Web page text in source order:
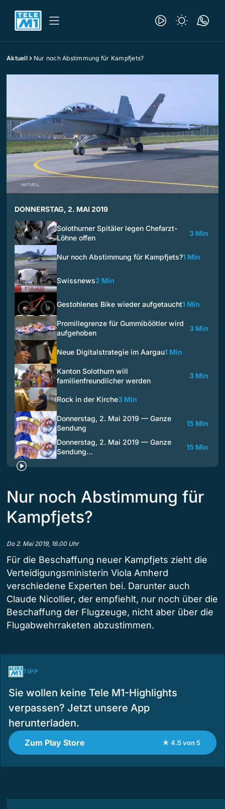
Aktuell Nur noch Abstimmung für Kampfjets?
DONNERSTAG, 2. MAI 2019
Solothurner Spitäler legen Chefarzt-
Löhne offen
3 Min
Nur noch Abstimmung für Kampfjets?1 Min
Swissnews2 Min
Gestohlenes Bike wieder aufgetaucht1 Min
Promillegrenze für Gummiböötler wird
aufgehoben
3 Min
Neue Digitalstrategie im Aargau1 Min
Kanton Solothurn will
familienfreundlicher werden
3 Min
Rock in der Kirche3 Min
Donnerstag, 2. Mai 2019 — Ganze
Sendung
15 Min
Donnerstag, 2. Mai 2019 — Ganze
Sendung…
15 Min
Nur noch Abstimmung für
Kampfjets?
Do 2. Mai 2019, 16.00 Uhr
Für die Beschaffung neuer Kampfjets zieht die
Verteidigungsministerin Viola Amherd
verschiedene Experten bei. Darunter auch
Claude Nicollier, der empfiehlt, nur noch über die
Beschaffung der Flugzeuge, nicht aber über die
Flugabwehrraketen abzustimmen.
TIPP
Sie wollen keine Tele M1-Highlights
verpassen? Jetzt unsere App
herunterladen.
Zum Play Store ★ 4.5 von 5